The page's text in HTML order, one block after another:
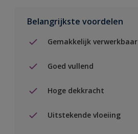
Belangrijkste voordelen
Gemakkelijk verwerkbaar
Goed vullend
Hoge dekkracht
Uitstekende vloeiing